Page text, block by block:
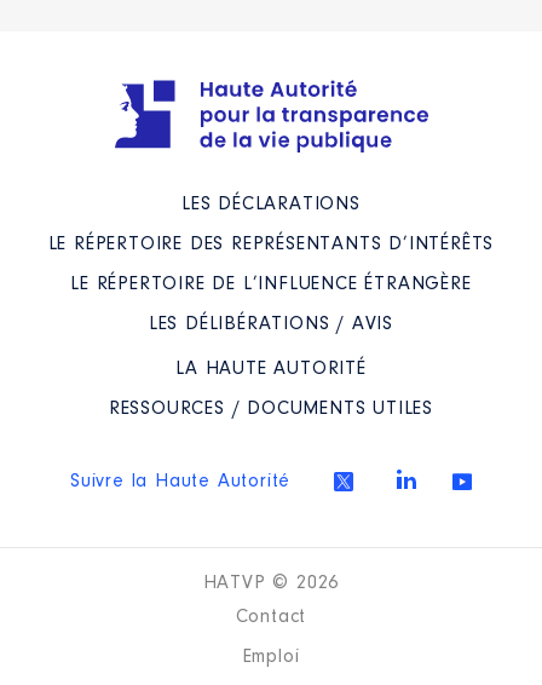
LES DÉCLARATIONS
LE RÉPERTOIRE DES REPRÉSENTANTS D’INTÉRÊTS
LE RÉPERTOIRE DE L’INFLUENCE ÉTRANGÈRE
LES DÉLIBÉRATIONS / AVIS
LA HAUTE AUTORITÉ
RESSOURCES / DOCUMENTS UTILES
Suivre la Haute Autorité
HATVP © 2026
Contact
Emploi